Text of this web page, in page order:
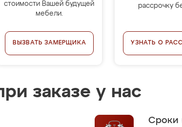
стоимости Вашей будущей
мебели.
ВЫЗВАТЬ ЗАМЕРЩИКА
рассрочку
УЗНАТЬ О
заказе у нас
Сроки